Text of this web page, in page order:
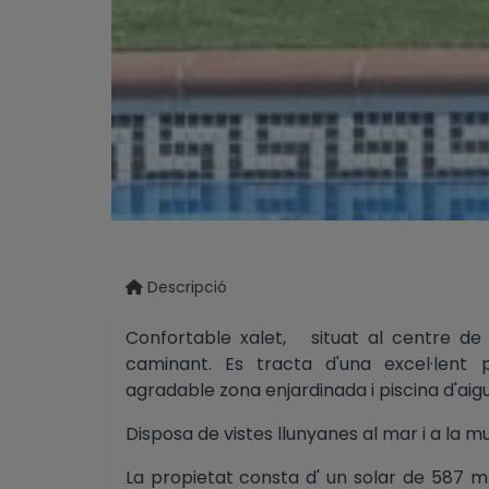
Descripció
Confortable xalet, situat al centre de
caminant. Es tracta d'una
agradable zona enjardinada i piscina
Disposa de vistes llunyanes al mar i a la
La propietat consta d' un solar de 587